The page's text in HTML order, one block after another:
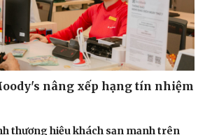
nâng xếp hạng tín nhiệm
thương hiệu khách sạn mạnh trên